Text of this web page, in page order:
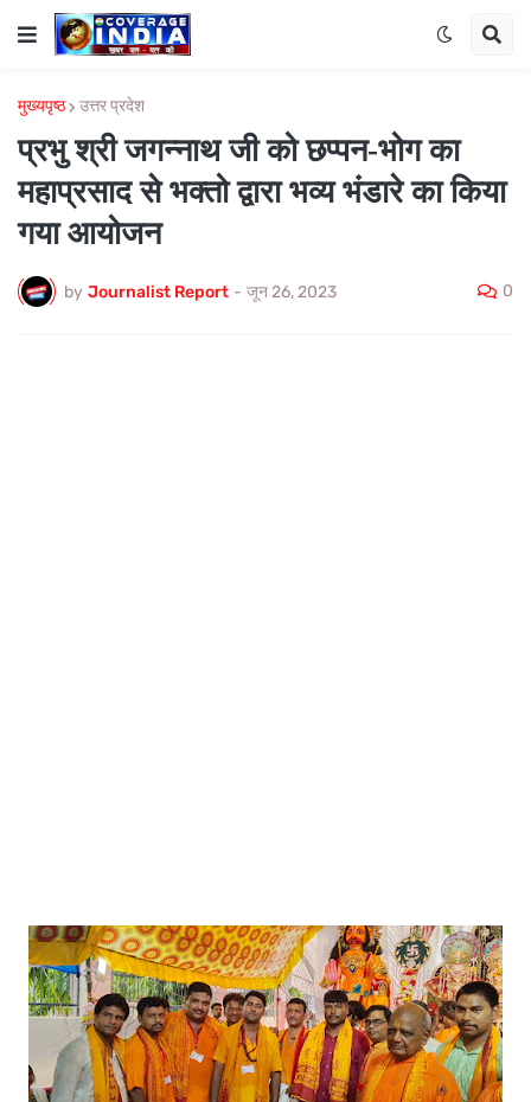
मुख्यपृष्ठ उत्तर प्रदेश
प्रभु श्री जगन्नाथ जी को छप्पन-भोग का
महाप्रसाद से भक्तो द्वारा भव्य भंडारे का किया
गया आयोजन
by Journalist Report - जून 26, 2023 0